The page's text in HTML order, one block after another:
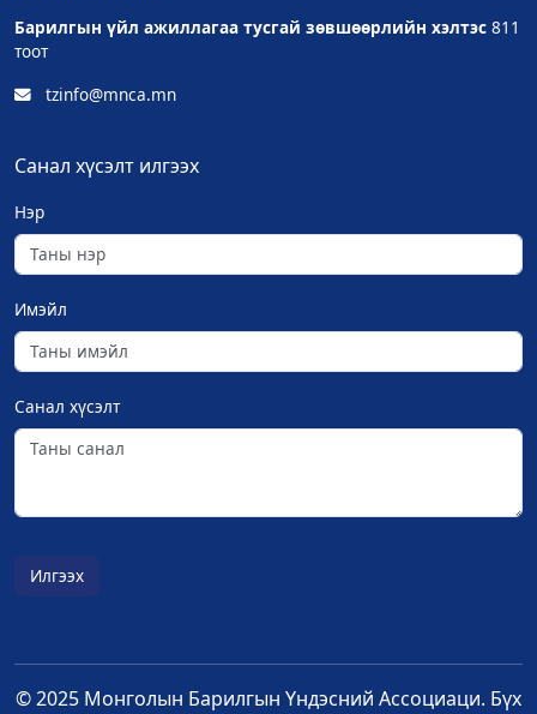
Барилгын үйл ажиллагаа тусгай зөвшөөрлийн хэлтэс 811
тоот
tzinfo@mnca.mn
Санал хүсэлт илгээх
Нэр
Имэйл
Санал хүсэлт
Илгээх
© 2025 Монголын Барилгын Үндэсний Ассоциаци. Бүх